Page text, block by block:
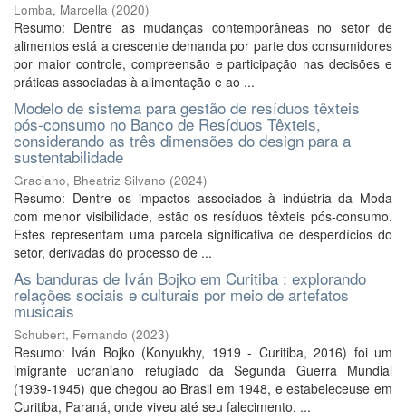
Lomba, Marcella (2020)
Resumo: Dentre as mudanças contemporâneas no setor de
alimentos está a crescente demanda por parte dos consumidores
por maior controle, compreensão e participação nas decisões e
práticas associadas à alimentação e ao ...
Modelo de sistema para gestão de resíduos têxteis
pós-consumo no Banco de Resíduos Têxteis,
considerando as três dimensões do design para a
sustentabilidade
Graciano, Bheatriz Silvano (2024)
Resumo: Dentre os impactos associados à indústria da Moda
com menor visibilidade, estão os resíduos têxteis pós-consumo.
Estes representam uma parcela significativa de desperdícios do
setor, derivadas do processo de ...
As banduras de Iván Bojko em Curitiba : explorando
relações sociais e culturais por meio de artefatos
musicais
Schubert, Fernando (2023)
Resumo: Iván Bojko (Konyukhy, 1919 - Curitiba, 2016) foi um
imigrante ucraniano refugiado da Segunda Guerra Mundial
(1939-1945) que chegou ao Brasil em 1948, e estabeleceuse em
Curitiba, Paraná, onde viveu até seu falecimento. ...